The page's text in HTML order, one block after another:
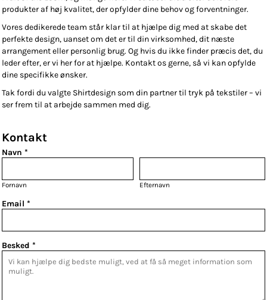
produkter af høj kvalitet, der opfylder dine behov og forventninger.
Vores dedikerede team står klar til at hjælpe dig med at skabe det
perfekte design, uanset om det er til din virksomhed, dit næste
arrangement eller personlig brug. Og hvis du ikke finder præcis det, du
leder efter, er vi her for at hjælpe. Kontakt os gerne, så vi kan opfylde
dine specifikke ønsker.
Tak fordi du valgte Shirtdesign som din partner til tryk på tekstiler – vi
ser frem til at arbejde sammen med dig.
Kontakt
Navn *
Fornavn Efternavn
Email *
Besked *